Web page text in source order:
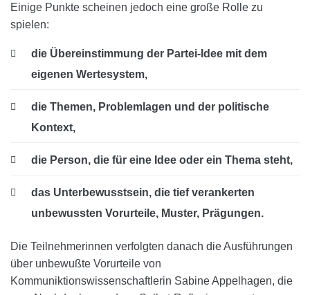
Einige Punkte scheinen jedoch eine große Rolle zu
spielen:
die Übereinstimmung der Partei-Idee mit dem
eigenen Wertesystem,
die Themen, Problemlagen und der politische
Kontext,
die Person, die für eine Idee oder ein Thema steht,
das Unterbewusstsein, die tief verankerten
unbewussten Vorurteile, Muster, Prägungen.
Die Teilnehmerinnen verfolgten danach die Ausführungen
über unbewußte Vorurteile von
Kommuniktionswissenschaftlerin Sabine Appelhagen, die